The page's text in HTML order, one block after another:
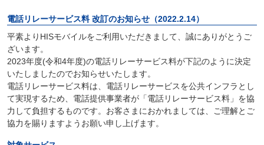
電話リレーサービス料 改訂のお知らせ（2022.2.14）
平素よりHISモバイルをご利用いただきまして、誠にありがとうご
ざいます。
2023年度(令和4年度)の電話リレーサービス料が下記のように決定
いたしましたのでお知らせいたします。
電話リレーサービス料は、電話リレーサービスを公共インフラとし
て実現するため、電話提供事業者が「電話リレーサービス料」を協
力して負担するものです。お客さまにおかれましては、ご理解とご
協力を賜りますようお願い申し上げます。